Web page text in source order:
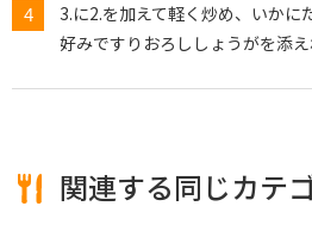
3.に2.を加えて軽く炒め、いかに
好みですりおろししょうがを添え
関連する同じカテ